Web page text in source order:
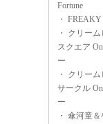
Fortune
・ FREAKY
・ クリーム
スクエア
ー
・ クリーム
サークル
ー
・ 傘河童＆